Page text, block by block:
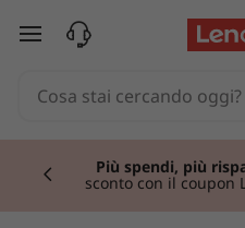
Ypassa a contenuto
Più spendi, più
sconto con il coupon